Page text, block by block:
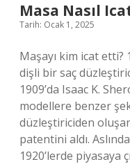
Masa Nasıl
Tarih: Ocak 1, 2025
Maşayı kim icat etti?
dişli bir saç
1909’da Isaac K.
modellere benzer
düzleştiriciden
patentini aldı.
1920’lerde piyasaya